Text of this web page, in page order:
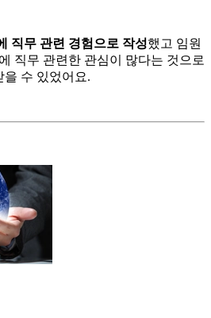
직무 관련 경험으로 작성했고 임원
직무 관련한 관심이 많다는 것으로
을 수 있었어요.